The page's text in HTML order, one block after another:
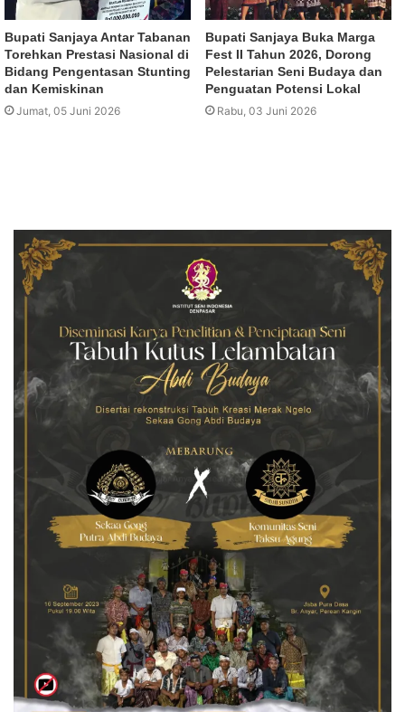
Bupati Sanjaya Antar Tabanan
Torehkan Prestasi Nasional di
Bidang Pengentasan Stunting
dan Kemiskinan
Jumat, 05 Juni 2026
Bupati Sanjaya Buka Marga
Fest II Tahun 2026, Dorong
Pelestarian Seni Budaya dan
Penguatan Potensi Lokal
Rabu, 03 Juni 2026